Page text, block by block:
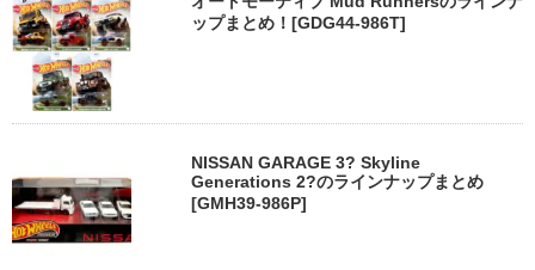
ップまとめ！[GDG44-986T]
NISSAN GARAGE 3? Skyline
Generations 2?のラインナップまとめ
[GMH39-986P]